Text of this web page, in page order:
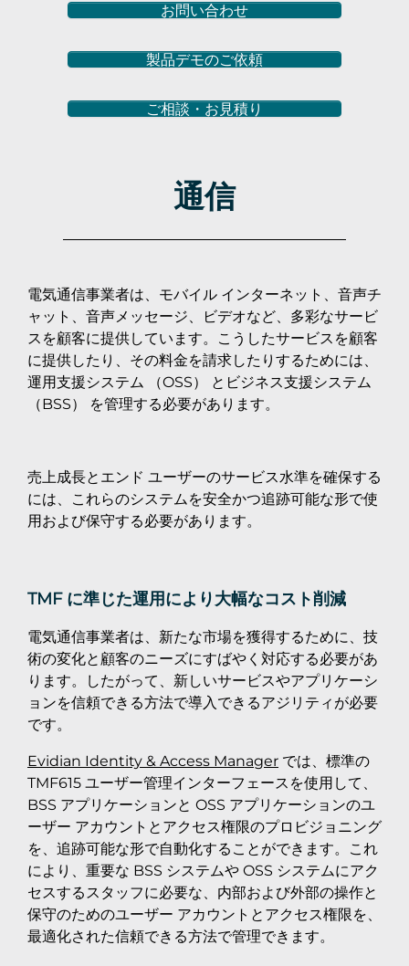
お問い合わせ
製品デモのご依頼
ご相談・お見積り
通信
電気通信事業者は、モバイル インターネット、音声チ
ャット、音声メッセージ、ビデオなど、多彩なサービ
スを顧客に提供しています。こうしたサービスを顧客
に提供したり、その料金を請求したりするためには、
運用支援システム （OSS） とビジネス支援システム
（BSS） を管理する必要があります。
売上成長とエンド ユーザーのサービス水準を確保する
には、これらのシステムを安全かつ追跡可能な形で使
用および保守する必要があります。
TMF に準じた運用により大幅なコスト削減
電気通信事業者は、新たな市場を獲得するために、技
術の変化と顧客のニーズにすばやく対応する必要があ
ります。したがって、新しいサービスやアプリケーシ
ョンを信頼できる方法で導入できるアジリティが必要
です。
Evidian Identity & Access Manager では、標準の
TMF615 ユーザー管理インターフェースを使用して、
BSS アプリケーションと OSS アプリケーションのユ
ーザー アカウントとアクセス権限のプロビジョニング
を、追跡可能な形で自動化することができます。これ
により、重要な BSS システムや OSS システムにアク
セスするスタッフに必要な、内部および外部の操作と
保守のためのユーザー アカウントとアクセス権限を、
最適化された信頼できる方法で管理できます。